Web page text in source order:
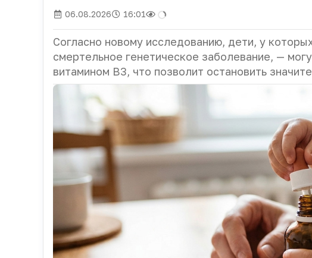
06.08.2026 16:01
Согласно новому исследованию, дети, у
смертельное генетическое заболевание, —
витамином B3, что позволит остановить